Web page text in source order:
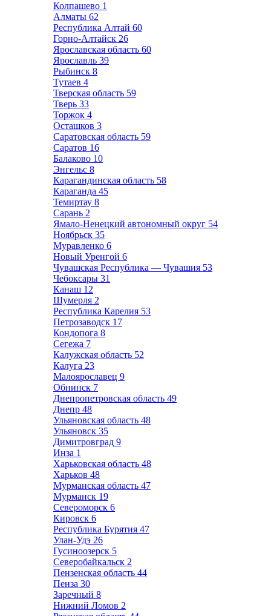
Колпашево 1
Алматы 62
Республика Алтай 60
Горно-Алтайск 26
Ярославская область 60
Ярославль 39
Рыбинск 8
Тутаев 4
Тверская область 59
Тверь 33
Торжок 4
Осташков 3
Саратовская область 59
Саратов 16
Балаково 10
Энгельс 8
Карагандинская область 58
Караганда 45
Темиртау 8
Сарань 2
Ямало-Ненецкий автономный округ 54
Ноябрьск 35
Муравленко 6
Новый Уренгой 6
Чувашская Республика — Чувашия 53
Чебоксары 31
Канаш 12
Шумерля 2
Республика Карелия 53
Петрозаводск 17
Кондопога 8
Сегежа 7
Калужская область 52
Калуга 23
Малоярославец 9
Обнинск 7
Днепропетровская область 49
Днепр 48
Ульяновская область 48
Ульяновск 35
Димитровград 9
Инза 1
Харьковская область 48
Харьков 48
Мурманская область 47
Мурманск 19
Североморск 6
Кировск 6
Республика Бурятия 47
Улан-Удэ 26
Гусиноозерск 5
Северобайкальск 2
Пензенская область 44
Пенза 30
Заречный 8
Нижний Ломов 2